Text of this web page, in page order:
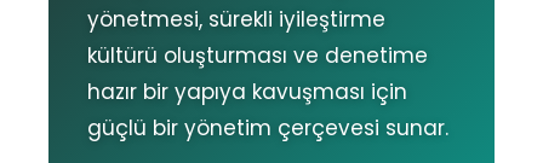
yönetmesi, sürekli iyileştirme
kültürü oluşturması ve denetime
hazır bir yapıya kavuşması için
güçlü bir yönetim çerçevesi sunar.